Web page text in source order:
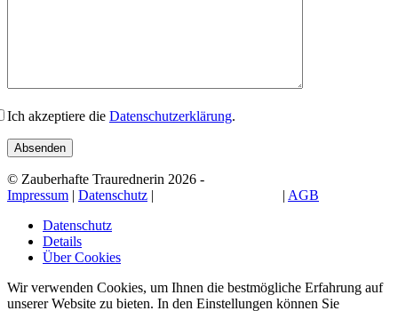
Ich akzeptiere die Datenschutzerklärung.
© Zauberhafte Traurednerin 2026 -
Impressum | Datenschutz | | AGB
Datenschutz
Details
Über Cookies
Wir verwenden Cookies, um Ihnen die bestmögliche Erfahrung auf
unserer Website zu bieten. In den Einstellungen können Sie